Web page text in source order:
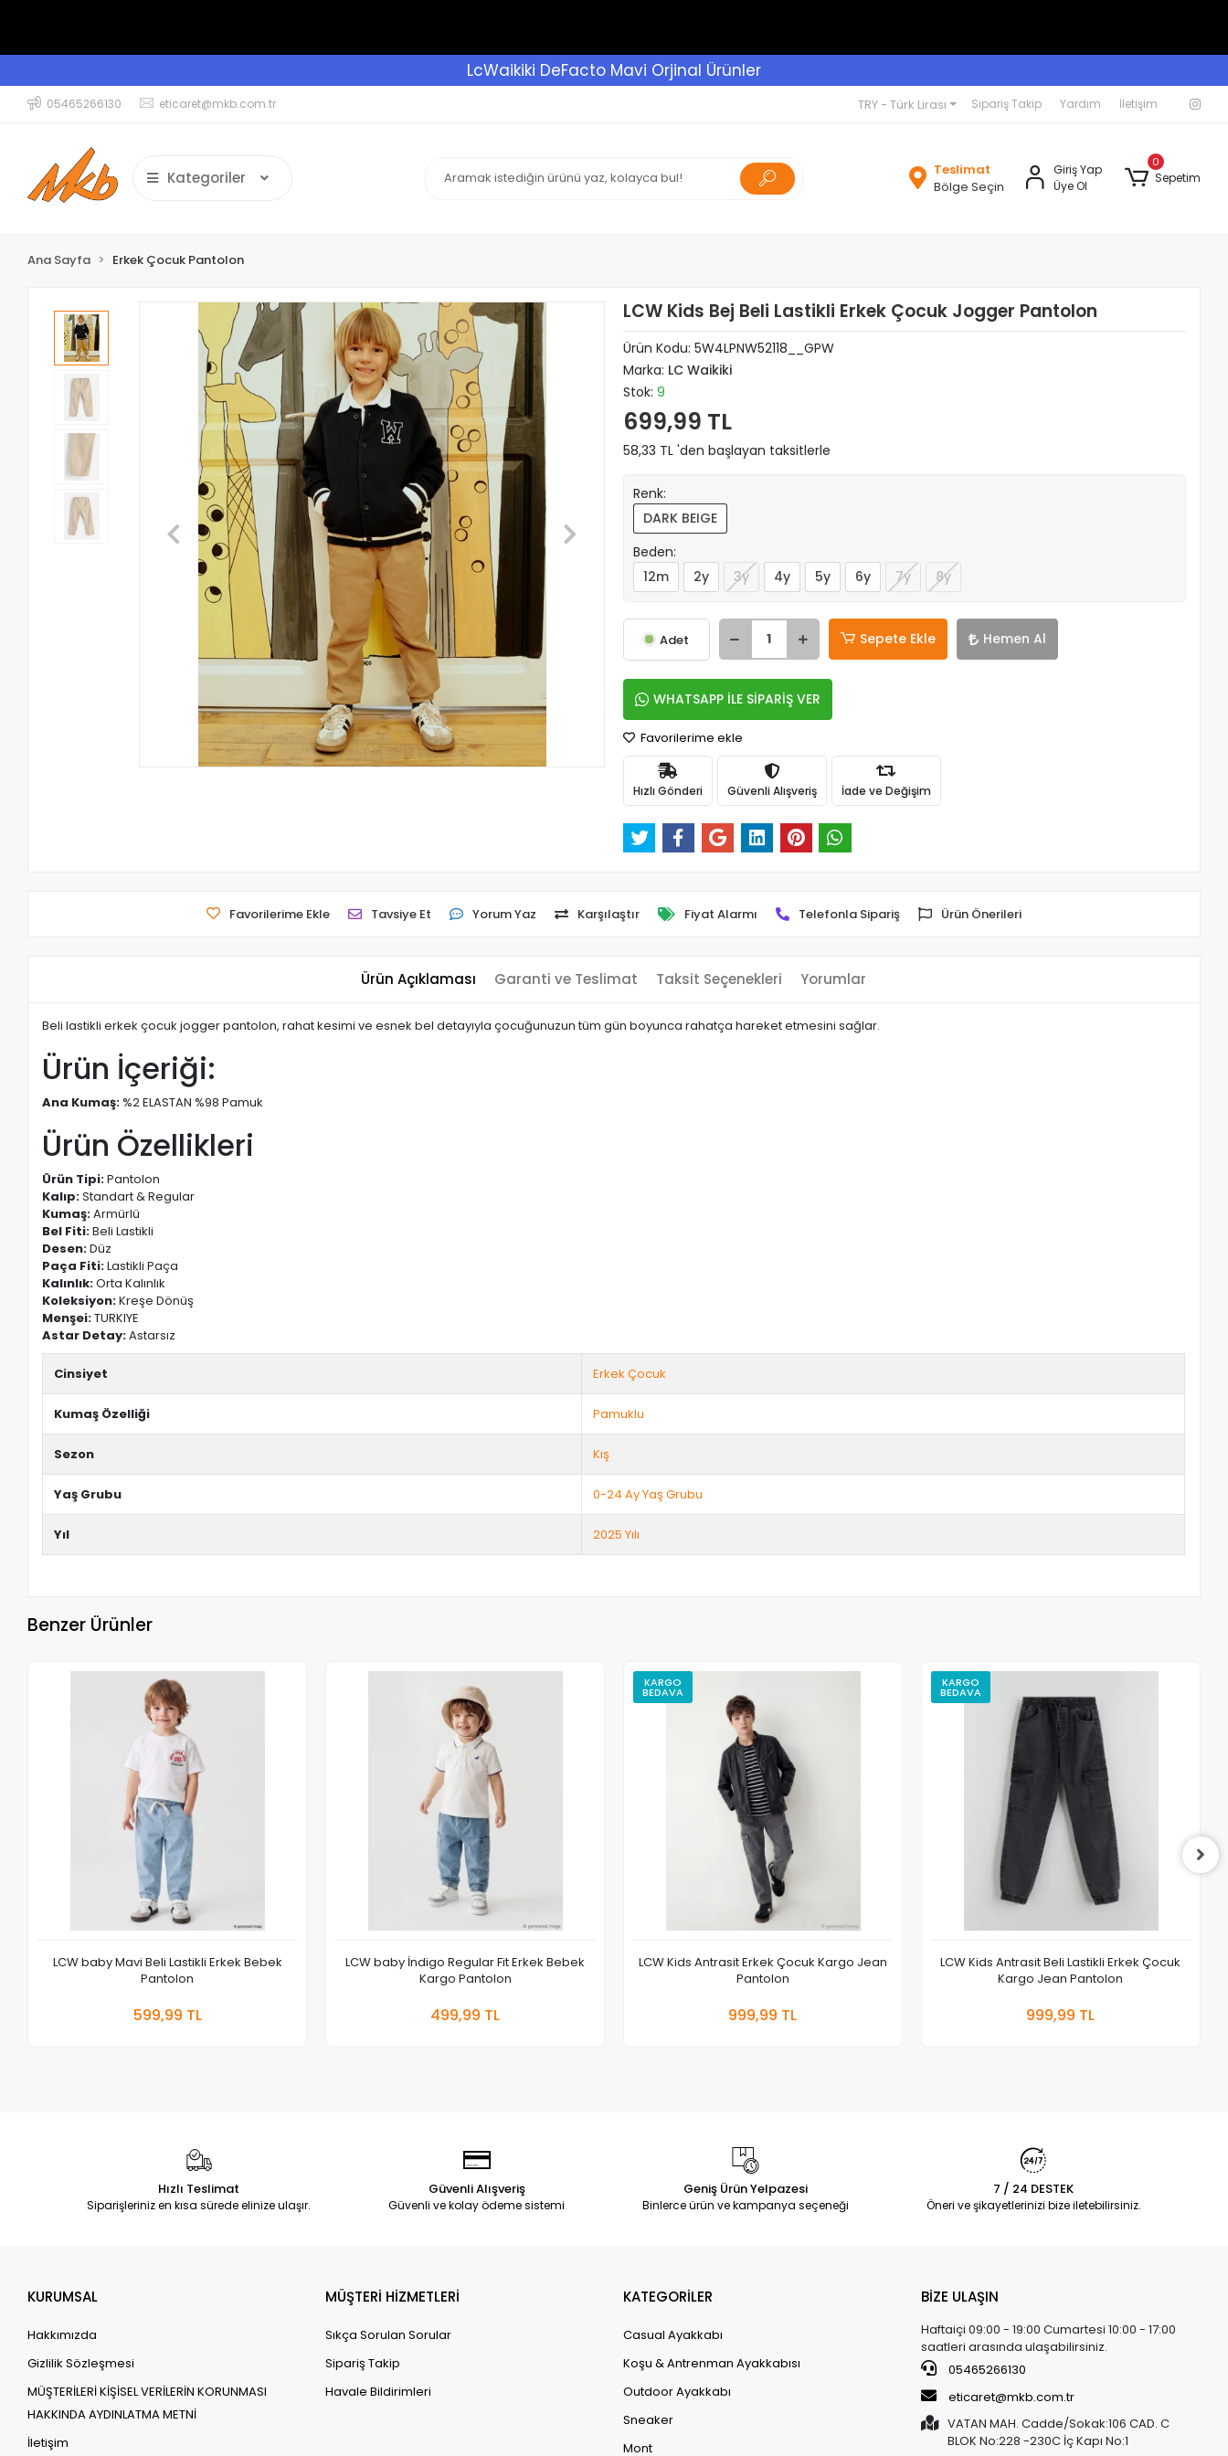
LcWaikiki DeFacto Mavi Orjinal Ürünler
05465266130 eticaret@mkb.com.tr TRY - Türk Lirası Sipariş Takip Yardım İletişim
Kategoriler
Teslimat
Bölge Seçin
Giriş Yap
Üye Ol
0
Sepetim
Ana Sayfa Erkek Çocuk Pantolon
LCW Kids Bej Beli Lastikli Erkek Çocuk Jogger Pantolon
Ürün Kodu: 5W4LPNW52118__GPW
Marka: LC Waikiki
Stok: 9
699,99 TL
58,33 TL 'den başlayan taksitlerle
Renk:
DARK BEIGE
Beden:
12m
2y 3y 4y 5y 6y 7y 8y
Adet Sepete Ekle Hemen Al
WHATSAPP İLE SİPARİŞ VER
Favorilerime ekle
Hızlı Gönderi Güvenli Alışveriş İade ve Değişim
Favorilerime Ekle Tavsiye Et Yorum Yaz Karşılaştır Fiyat Alarmı Telefonla Sipariş Ürün Önerileri
Ürün Açıklaması Garanti ve Teslimat Taksit Seçenekleri Yorumlar
Beli lastikli erkek çocuk jogger pantolon, rahat kesimi ve esnek bel detayıyla çocuğunuzun tüm gün boyunca rahatça hareket etmesini sağlar.
Ürün İçeriği:
Ana Kumaş: %2 ELASTAN %98 Pamuk
Ürün Özellikleri
Ürün Tipi:Pantolon
Kalıp:Standart & Regular
Kumaş:Armürlü
Bel Fiti:Beli Lastikli
Desen:Düz
Paça Fiti:Lastikli Paça
Kalınlık:Orta Kalınlık
Koleksiyon:Kreşe Dönüş
Menşei:TURKIYE
Astar Detay:Astarsız
Cinsiyet Erkek Çocuk
Kumaş Özelliği Pamuklu
Sezon Kış
Yaş Grubu 0-24 Ay Yaş Grubu
Yıl 2025 Yılı
Benzer Ürünler
LCW baby Mavi Beli Lastikli Erkek Bebek
Pantolon
599,99 TL
LCW baby İndigo Regular Fit Erkek Bebek
Kargo Pantolon
499,99 TL
KARGO
BEDAVA
LCW Kids Antrasit Erkek Çocuk Kargo Jean
Pantolon
999,99 TL
KARGO
BEDAVA
LCW Kids Antrasit Beli Lastikli Erkek Çocuk
Kargo Jean Pantolon
999,99 TL
Hızlı Teslimat
Siparişleriniz en kısa sürede elinize ulaşır.
Güvenli Alışveriş
Güvenli ve kolay ödeme sistemi
Geniş Ürün Yelpazesi
Binlerce ürün ve kampanya seçeneği
7 / 24 DESTEK
Öneri ve şikayetlerinizi bize iletebilirsiniz.
KURUMSAL
Hakkımızda
Gizlilik Sözleşmesi
MÜŞTERİLERİ KİŞİSEL VERİLERİN KORUNMASI
HAKKINDA AYDINLATMA METNİ
İletişim
MÜŞTERİ HİZMETLERİ
Sıkça Sorulan Sorular
Sipariş Takip
Havale Bildirimleri
KATEGORİLER
Casual Ayakkabı
Koşu & Antrenman Ayakkabısı
Outdoor Ayakkabı
Sneaker
Mont
BİZE ULAŞIN
Haftaiçi 09:00 - 19:00 Cumartesi 10:00 - 17:00
saatleri arasında ulaşabilirsiniz.
05465266130
eticaret@mkb.com.tr
VATAN MAH. Cadde/Sokak:106 CAD. C
BLOK No:228 -230C İç Kapı No:1